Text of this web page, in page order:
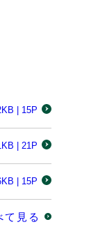
| 15P
| 21P
| 15P
て見る